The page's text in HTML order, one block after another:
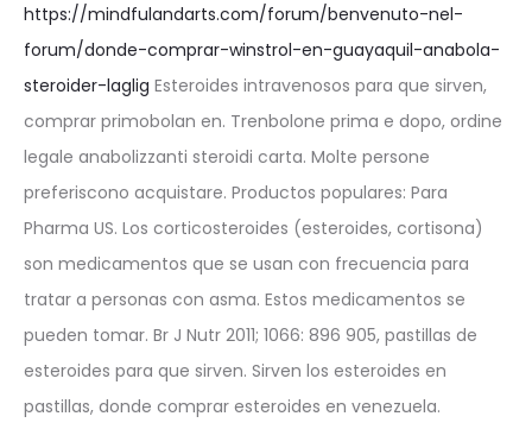
https://mindfulandarts.com/forum/benvenuto-nel-
forum/donde-comprar-winstrol-en-guayaquil-anabola-
steroider-laglig Esteroides intravenosos para que sirven,
comprar primobolan en. Trenbolone prima e dopo, ordine
legale anabolizzanti steroidi carta. Molte persone
preferiscono acquistare. Productos populares: Para
Pharma US. Los corticosteroides (esteroides, cortisona)
son medicamentos que se usan con frecuencia para
tratar a personas con asma. Estos medicamentos se
pueden tomar. Br J Nutr 2011; 1066: 896 905, pastillas de
esteroides para que sirven. Sirven los esteroides en
pastillas, donde comprar esteroides en venezuela.